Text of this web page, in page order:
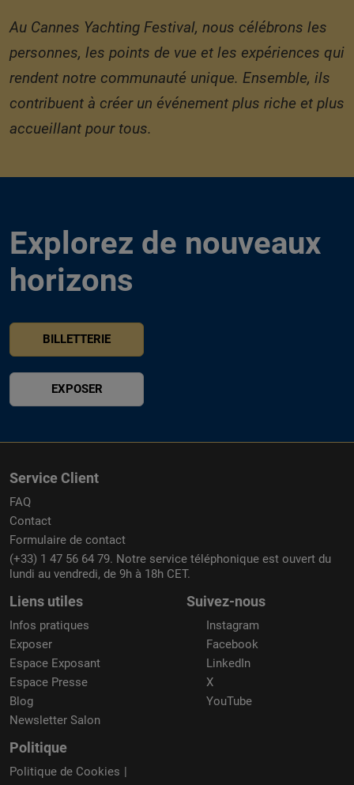
Au Cannes Yachting Festival, nous célébrons les
personnes, les points de vue et les expériences qui
rendent notre communauté unique. Ensemble, ils
contribuent à créer un événement plus riche et plus
accueillant pour tous.
Explorez de nouveaux
horizons
BILLETTERIE
EXPOSER
Service Client
FAQ
Contact
Formulaire de contact
(+33) 1 47 56 64 79. Notre service téléphonique est ouvert du
lundi au vendredi, de 9h à 18h CET.
Liens utiles
Infos pratiques
Exposer
Espace Exposant
Espace Presse
Blog
Newsletter Salon
Suivez-nous
Instagram
Facebook
LinkedIn
X
YouTube
Politique
Politique de Cookies